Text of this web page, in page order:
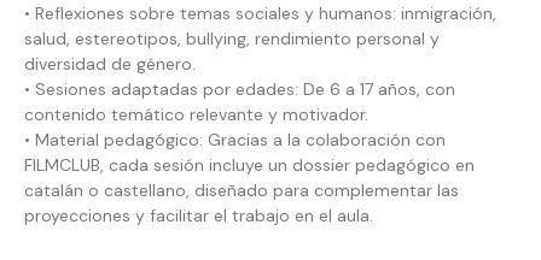
• Reflexiones sobre temas sociales y humanos: inmigración,
salud, estereotipos, bullying, rendimiento personal y
diversidad de género.
• Sesiones adaptadas por edades: De 6 a 17 años, con
contenido temático relevante y motivador.
• Material pedagógico: Gracias a la colaboración con
FILMCLUB, cada sesión incluye un dossier pedagógico en
catalán o castellano, diseñado para complementar las
proyecciones y facilitar el trabajo en el aula.